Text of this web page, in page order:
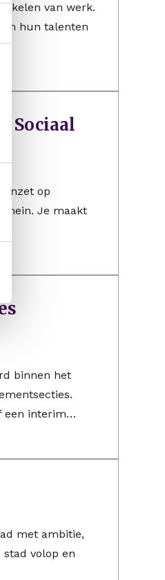
van werk.
hun talenten
Sociaal
inzet op
Je maakt
binnen het
een interim…
met ambitie,
volop en